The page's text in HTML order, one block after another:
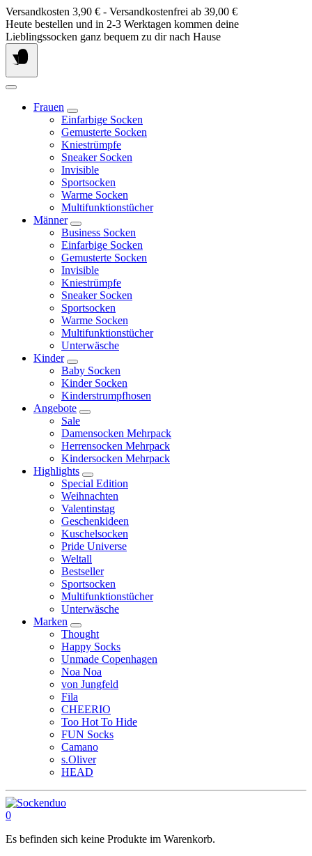
Springe
zum
Inhalt
Versandkosten 3,90 € - Versandkostenfrei ab 39,00 €
Heute bestellen und in 2-3 Werktagen kommen deine
Lieblingssocken ganz bequem zu dir nach Hause
Frauen
Einfarbige Socken
Gemusterte Socken
Kniestrümpfe
Sneaker Socken
Invisible
Sportsocken
Warme Socken
Multifunktionstücher
Männer
Business Socken
Einfarbige Socken
Gemusterte Socken
Invisible
Kniestrümpfe
Sneaker Socken
Sportsocken
Warme Socken
Multifunktionstücher
Unterwäsche
Kinder
Baby Socken
Kinder Socken
Kinderstrumpfhosen
Angebote
Sale
Damensocken Mehrpack
Herrensocken Mehrpack
Kindersocken Mehrpack
Highlights
Special Edition
Weihnachten
Valentinstag
Geschenkideen
Kuschelsocken
Pride Universe
Weltall
Bestseller
Sportsocken
Multifunktionstücher
Unterwäsche
Marken
Thought
Happy Socks
Unmade Copenhagen
Noa Noa
von Jungfeld
Fila
CHEERIO
Too Hot To Hide
FUN Socks
Camano
s.Oliver
HEAD
0
Es befinden sich keine Produkte im Warenkorb.